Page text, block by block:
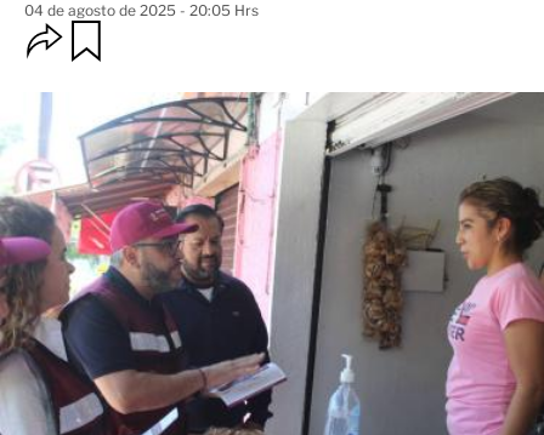
04 de agosto de 2025 - 20:05 Hrs
O
p
s
d
e
c
o
m
p
a
r
t
i
d
a
r